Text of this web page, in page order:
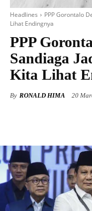
Headlines
PPP Gorontalo
Lihat Endingnya
PPP
Sandiaga
Kita Lihat
By RONALD HIMA 20